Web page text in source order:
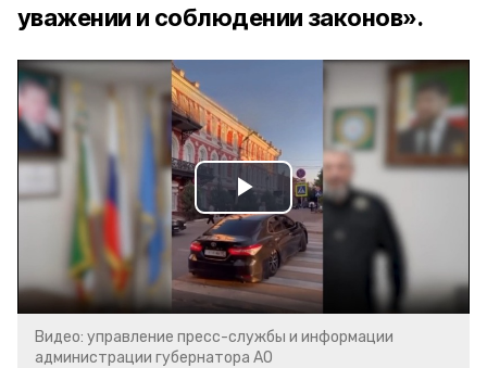
уважении и соблюдении законов».
Play
Video
Видео: управление пресс-службы и информации
администрации губернатора АО